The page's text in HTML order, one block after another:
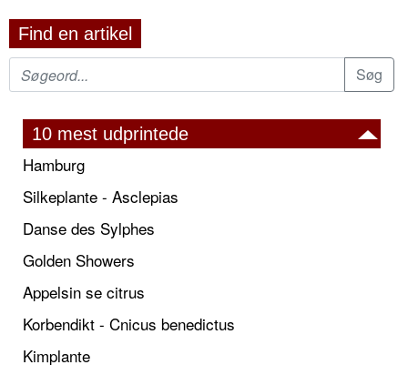
Find en artikel
10 mest udprintede
Hamburg
Silkeplante - Asclepias
Danse des Sylphes
Golden Showers
Appelsin se citrus
Korbendikt - Cnicus benedictus
Kimplante